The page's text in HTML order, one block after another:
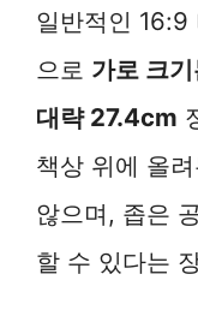
일반적인 16:9
으로 가로 크
대략 27.4cm
책상 위에 올
않으며, 좁은
할 수 있다는